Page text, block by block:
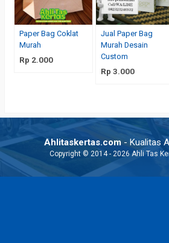
Paper Bag Coklat
Murah
Rp 2.000
Jual Paper Bag
Murah Desain
Custom
Rp 3.000
Ahlitaskertas.com - Kualitas
Copyright © 2014 - 2026 Ahli Tas